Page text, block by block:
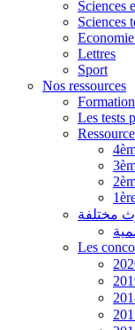
Sciences
Sciences
Lettres
Sport
Nos ressources
Les tests
مختلفة
Les